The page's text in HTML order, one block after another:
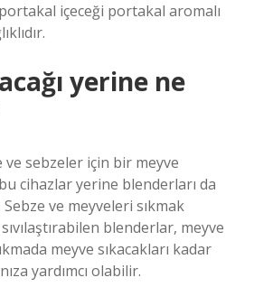
portakal içeceği portakal aromalı
yerine ne
ve sebzeler için bir meyve
bu cihazlar yerine blenderları da
ve meyveleri sıkmak
blenderlar, meyve
meyve sıkacakları kadar
yardımcı olabilir.